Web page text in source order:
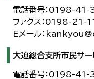
電話番号：0198-41-
ファクス：0198-21-
Eメール：
大迫総合支所市民サ
電話番号：0198-41-